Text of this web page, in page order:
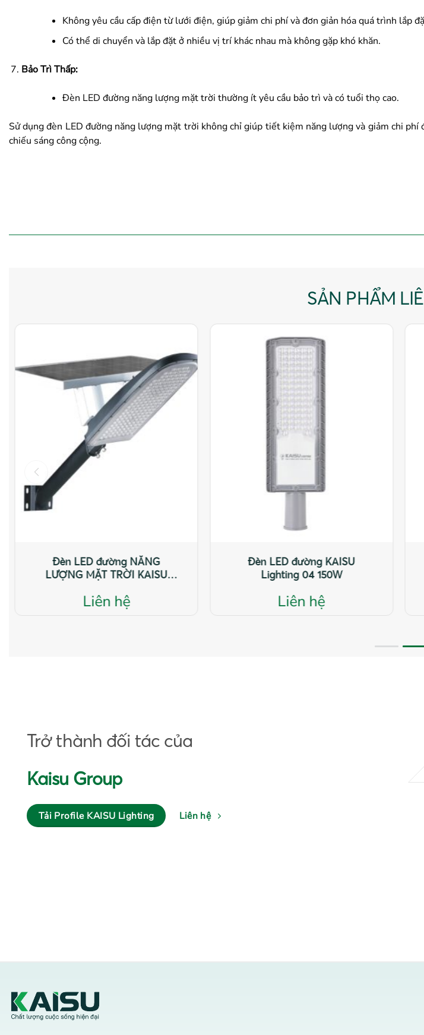
Không yêu cầu cấp điện từ lưới điện, giúp giảm chi phí và đơn giản hóa quá trình lắp
Có thể di chuyển và lắp đặt ở nhiều vị trí khác nhau mà không gặp khó khăn.
Bảo Trì Thấp:
Đèn LED đường năng lượng mặt trời thường ít yêu cầu bảo trì và có tuổi thọ cao.
Sử dụng đèn LED đường năng lượng mặt trời không chỉ giúp tiết kiệm năng lượng và giảm chi
chiếu sáng công cộng.
SẢN PHẨM
NĂNG
TRỜI KAISU
Đèn LED đường NĂNG
LƯỢNG MẶT TRỜI KAISU
Đèn LED đường
Trở thành đối tác của
Kaisu Group
Tải Profile KAISU Lighting Liên hệ